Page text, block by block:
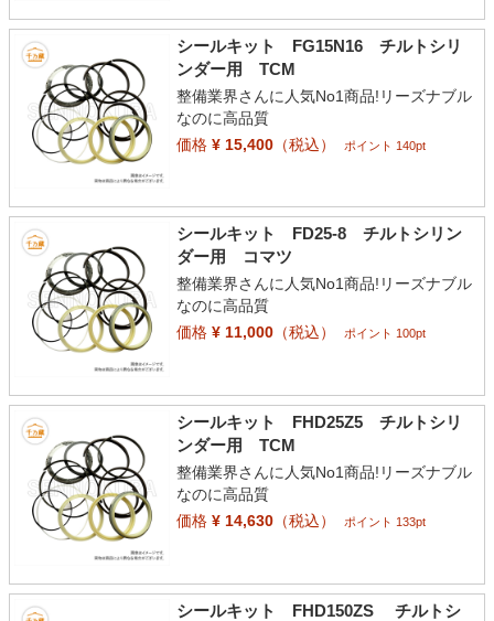
シールキット FG15N16 チルトシリ
ンダー用 TCM
整備業界さんに人気No1商品!リーズナブル
なのに高品質
価格¥ 15,400（税込） ポイント 140pt
シールキット FD25-8 チルトシリン
ダー用 コマツ
整備業界さんに人気No1商品!リーズナブル
なのに高品質
価格¥ 11,000（税込） ポイント 100pt
シールキット FHD25Z5 チルトシリ
ンダー用 TCM
整備業界さんに人気No1商品!リーズナブル
なのに高品質
価格¥ 14,630（税込） ポイント 133pt
シールキット FHD150ZS チルトシ